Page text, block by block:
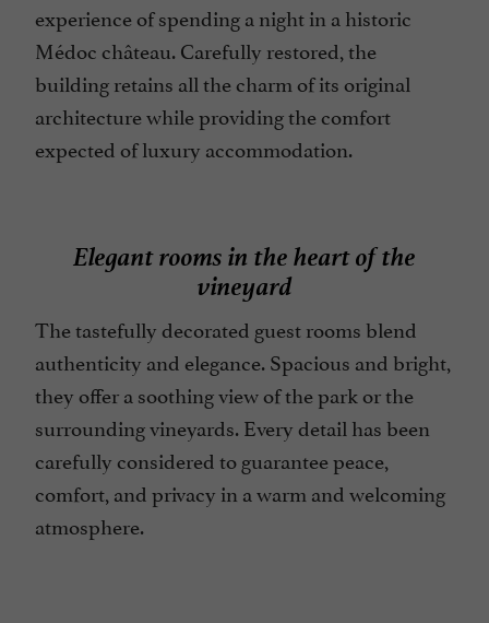
Linen included
Microwave
No of d'épis Gîtes de France : 4
Television : no
Tumble dryer
experience of spending a night in a historic
Médoc château. Carefully restored, the
building retains all the charm of its original
architecture while providing the comfort
expected of luxury accommodation.
Elegant rooms in the heart of the
vineyard
The tastefully decorated guest rooms blend
authenticity and elegance. Spacious and bright,
they offer a soothing view of the park or the
surrounding vineyards. Every detail has been
carefully considered to guarantee peace,
comfort, and privacy in a warm and welcoming
atmosphere.